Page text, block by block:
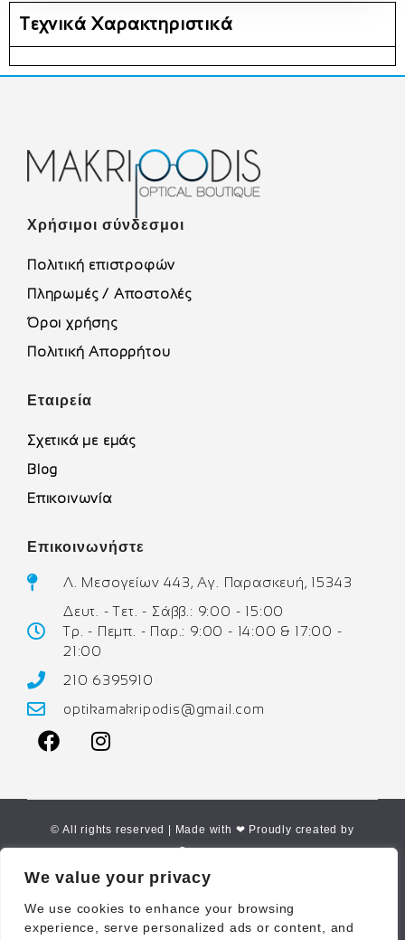
We value your privacy
We use cookies to enhance your browsing
experience, serve personalized ads or content, and
Τεχνικά Χαρακτηριστικά
Χρήσιμοι σύνδεσμοι
Πολιτική επιστροφών
Πληρωμές / Αποστολές
Όροι χρήσης
Πολιτική Απορρήτου
Εταιρεία
Σχετικά με εμάς
Blog
Επικοινωνία
Επικοινωνήστε
Λ. Μεσογείων 443, Αγ. Παρασκευή, 15343
Δευτ. - Τετ. - Σάββ.: 9:00 - 15:00
Τρ. - Πεμπ. - Παρ.: 9:00 - 14:00 & 17:00 -
21:00
210 6395910
optikamakripodis@gmail.com
© All rights reserved | Made with ❤ Proudly created by
Corne.gr